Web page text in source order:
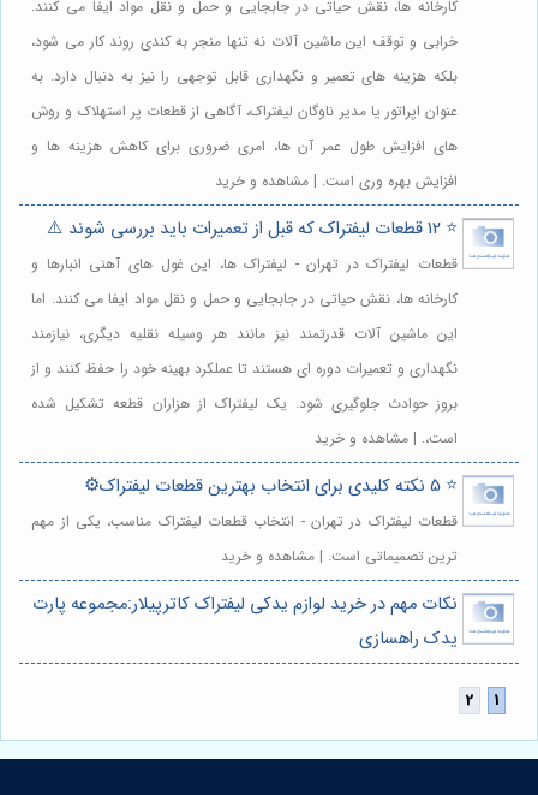
کارخانه ها، نقش حیاتی در جابجایی و حمل و نقل مواد ایفا می کنند.
خرابی و توقف این ماشین آلات نه تنها منجر به کندی روند کار می شود،
بلکه هزینه های تعمیر و نگهداری قابل توجهی را نیز به دنبال دارد. به
عنوان اپراتور یا مدیر ناوگان لیفتراک، آگاهی از قطعات پر استهلاک و روش
های افزایش طول عمر آن ها، امری ضروری برای کاهش هزینه ها و
افزایش بهره وری است. | مشاهده و خرید
⭐️ 12 قطعات لیفتراک که قبل از تعمیرات باید بررسی شوند ⚠️
قطعات لیفتراک در تهران - لیفتراک ها، این غول های آهنی انبارها و
کارخانه ها، نقش حیاتی در جابجایی و حمل و نقل مواد ایفا می کنند. اما
این ماشین آلات قدرتمند نیز مانند هر وسیله نقلیه دیگری، نیازمند
نگهداری و تعمیرات دوره ای هستند تا عملکرد بهینه خود را حفظ کنند و از
بروز حوادث جلوگیری شود. یک لیفتراک از هزاران قطعه تشکیل شده
است،. | مشاهده و خرید
⭐️ 5 نکته کلیدی برای انتخاب بهترین قطعات لیفتراک⚙️
قطعات لیفتراک در تهران - انتخاب قطعات لیفتراک مناسب، یکی از مهم
ترین تصمیماتی است. | مشاهده و خرید
نکات مهم در خرید لوازم یدکی لیفتراک کاترپیلار:مجموعه پارت
یدک راهسازی